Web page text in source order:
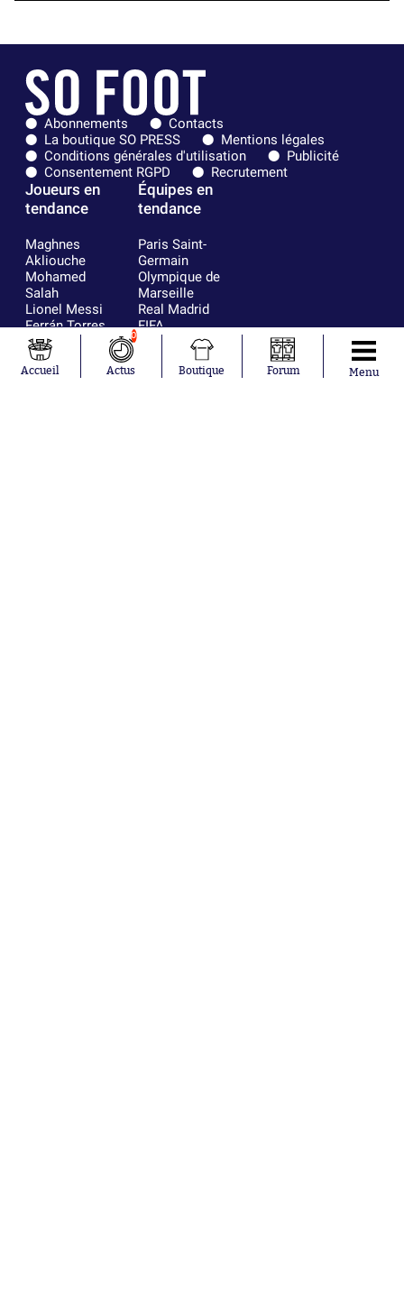
Abonnements
Contacts
La boutique SO PRESS
Mentions légales
Conditions générales d'utilisation
Publicité
Consentement RGPD
Recrutement
Joueurs en
tendance
Maghnes
Akliouche
Mohamed
Salah
Lionel Messi
Ferrán Torres
Kilian Corredor
Franco
Mastantuono
Équipes en
tendance
Paris Saint-
Germain
Olympique de
Marseille
Real Madrid
FIFA
Olympique
AS Monaco
Accueil
0
Actus Boutique Forum Menu